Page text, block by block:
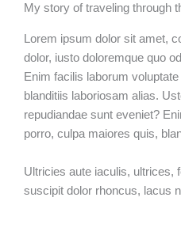
My story of traveling through
Lorem ipsum dolor sit amet,
dolor, iusto doloremque quo
Enim facilis laborum
blanditiis laboriosam alias.
repudiandae sunt eveniet?
porro, culpa maiores quis,
Ultricies aute iaculis, ultrices,
suscipit dolor rhoncus, lacus